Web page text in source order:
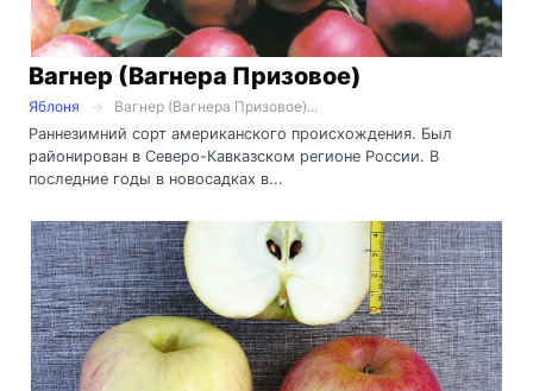
Вагнер (Вагнера Призовое)
Яблоня
Вагнер (Вагнера Призовое)...
Раннезимний сорт американского происхождения. Был
районирован в Северо-Кавказском регионе России. В
последние годы в новосадках в...